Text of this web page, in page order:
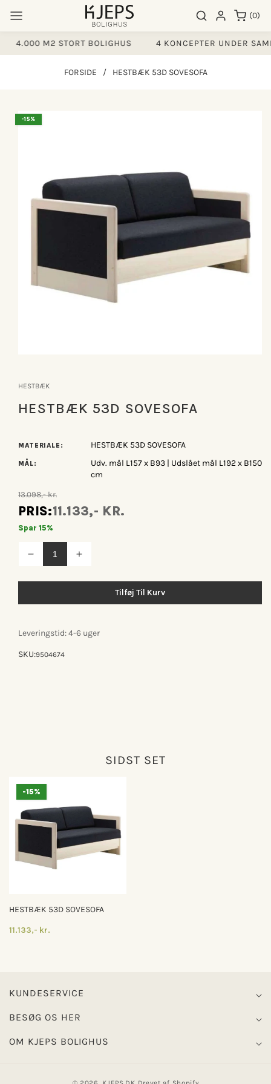
indhold
Søgeresultater
Log ind (0)
0
varer
4.000 M2 STORT BOLIGHUS 4 KONCEPTER UNDER
FORSIDE / HESTBÆK 53D SOVESOFA
-15%
til
iHESTBÆK
HESTBÆK 53D SOVESOFA
MATERIALE: HESTBÆK 53D SOVESOFA
MÅL:
Udv. mål L157 x B93 | Udslået mål L192 x B150
cm
13.098,- kr.
PRIS:11.133,- KR.
Spar 15%
Reducer
antallet
Sovesofa
Øg
Sovesofa
Tilføj Til Kurv
Leveringstid: 4-6 uger
SKU:9504674
SIDST SET
-15%
HESTBÆK 53D SOVESOFA
11.133,- kr.
KUNDESERVICE
BESØG OS HER
OM KJEPS BOLIGHUS